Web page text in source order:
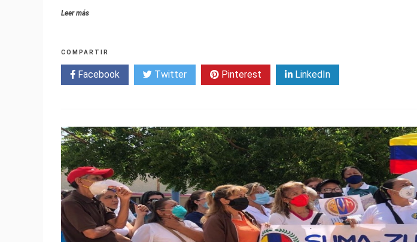
Leer más
COMPARTIR
Facebook Twitter Pinterest LinkedIn